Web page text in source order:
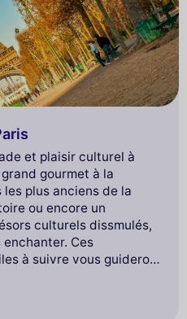
et plaisir culturel à
gourmet à la
plus anciens de la
ou encore un
culturels dissmulés,
Ces
à suivre vous guideront
secrets du Paris
du Paris
au fil des rues, des